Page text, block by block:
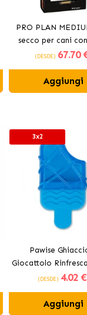
PRO PLAN
secco per cani
(DESDE) 67.70
Aggiungi
3x2
Pawise
Giocattolo
Cani
(DESDE) 4.02 €
Aggiungi